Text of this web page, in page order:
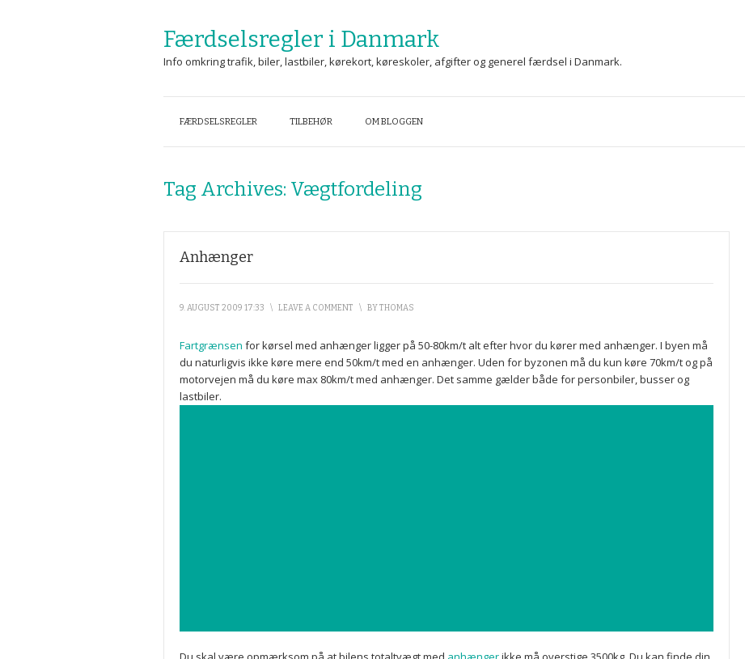
Færdselsregler i Danmark
Info omkring trafik, biler, lastbiler, kørekort, køreskoler, afgifter og generel færdsel i Danmark.
FÆRDSELSREGLER TILBEHØR OM BLOGGEN
Tag Archives: Vægtfordeling
Anhænger
9. AUGUST 2009 17:33 \ LEAVE A COMMENT \ BYTHOMAS
Fartgrænsen for kørsel med anhænger ligger på 50-80km/t alt efter hvor du kører med anhænger. I byen må
du naturligvis ikke køre mere end 50km/t med en anhænger. Uden for byzonen må du kun køre 70km/t og på
motorvejen må du køre max 80km/t med anhænger. Det samme gælder både for personbiler, busser og
lastbiler.